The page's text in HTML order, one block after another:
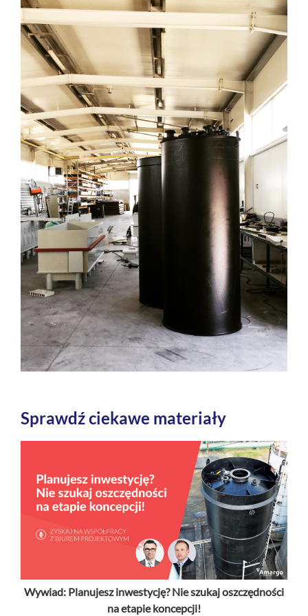
Sprawdź ciekawe materiały
Wywiad: Planujesz inwestycję? Nie szukaj oszczędności
na etapie koncepcji!